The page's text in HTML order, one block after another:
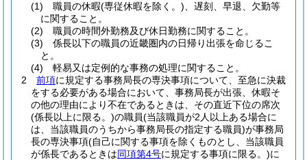
(1)
職員の休暇(専従休暇を除く。) 、遅刻、早退、欠勤等
に関すること。
(2)
職員の時間外勤務及び休日勤務に関すること。
(3)
係長以下の職員の近畿圏内の日帰り出張を命じるこ
と。
(4)
軽易又は定例的な事務の処理に関すること。
2
前項に規定する事務局長の専決事項について、至急に決裁
をする必要がある場合において、事務局長が出張、休暇そ
の他の理由により不在であるときは、その直近下位の席次
(係長以上に限る。)の職員(当該職員が2人以上ある場合に
は、当該職員のうちから事務局長の指定する職員)が事務局
長の専決事項(自己に関する事項を除くものとし、当該職員
が係長であるときは同項第4号に規定する事項に限る。)に